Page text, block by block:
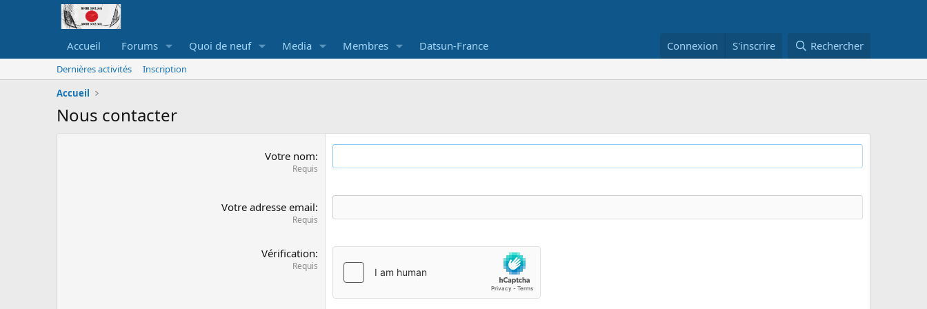
Accueil Forums Quoi de neuf Media Membres Datsun-France Connexion S'inscrire Rechercher
Dernières activités
Inscription
Accueil
Nous contacter
Votre nom
Requis
Votre adresse email
Requis
Vérification
Requis